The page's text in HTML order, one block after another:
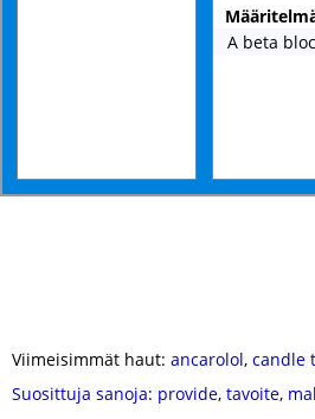
A beta
Viimeisimmät haut: ancarolol, candle
Suosittuja sanoja: provide, tavoite,